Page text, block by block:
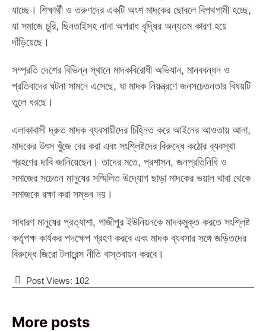
যাচ্ছে। শিক্ষার্থী ও তরুণদের একটি অংশ মাদকের ছোবলে বিপথগামী হচ্ছে,
যা সমাজে চুরি, ছিনতাইসহ নানা অপরাধ বৃদ্ধির অন্যতম কারণ হয়ে
দাঁড়িয়েছে।
সম্প্রতি দেশের বিভিন্ন স্থানে মাদকবিরোধী অভিযান, মানববন্ধন ও
প্রতিবাদের ঘটনা সামনে এসেছে, যা মাদক নিয়ন্ত্রণে জনসচেতনতার বিষয়টি
তুলে ধরছে।
এলাকাবাসী দ্রুত মাদক ব্যবসায়ীদের চিহ্নিত করে আইনের আওতায় আনা,
মাদকের উৎস খুঁজে বের করা এবং সংশ্লিষ্টদের বিরুদ্ধে কঠোর ব্যবস্থা
গ্রহণের দাবি জানিয়েছেন। তাদের মতে, প্রশাসন, জনপ্রতিনিধি ও
সমাজের সচেতন মানুষের সম্মিলিত উদ্যোগ ছাড়া মাদকের ভয়াল থাবা থেকে
সমাজকে রক্ষা করা সম্ভব নয়।
সাধারণ মানুষের প্রত্যাশা, গাজীপুর ইউনিয়নকে মাদকমুক্ত করতে সংশ্লিষ্ট
কর্তৃপক্ষ কার্যকর পদক্ষেপ গ্রহণ করবে এবং মাদক ব্যবসার সঙ্গে জড়িতদের
বিরুদ্ধে জিরো টলারেন্স নীতি বাস্তবায়ন করবে।
Post Views: 102
More posts